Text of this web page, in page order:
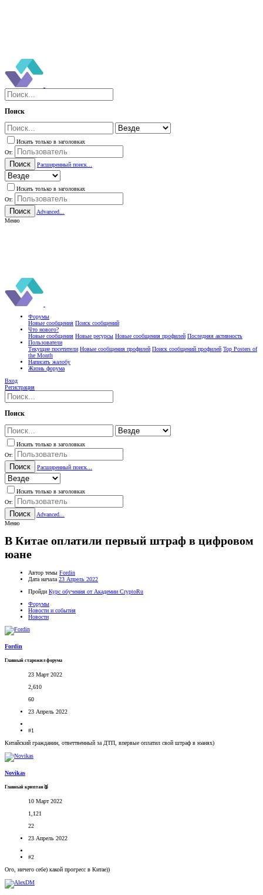
Поиск
Искать только в заголовках
От:
Поиск Расширенный поиск...
Искать только в заголовках
От:
Поиск
Advanced...
Меню
Форумы
Новые сообщения Поиск сообщений
Что нового?
Новые сообщения Новые ресурсы Новые сообщения профилей Последняя активность
Пользователи
Текущие посетители Новые сообщения профилей Поиск сообщений профилей Top Posters of
the Month
Написать жалобу
Жизнь форума
Вход
Регистрация
Поиск
Искать только в заголовках
От:
Поиск Расширенный поиск...
Искать только в заголовках
От:
Поиск
Advanced...
Меню
В Китае оплатили первый штраф в цифровом
юане
Автор темы Fordin
Дата начала 23 Апрель 2022
Пройди Курс обучения от Академии CryptoRu
Форумы
Новости и события
Новости
Fordin
Главный старожил форума
23 Март 2022
2,610
60
23 Апрель 2022
#1
Китайский гражданин, ответтвенный за ДТП, впервые оплатил свой штраф в юанях)
Novikas
Главный криптан🥈
10 Март 2022
1,121
22
23 Апрель 2022
#2
Ого, ничего себе) какой прогресс в Китае))